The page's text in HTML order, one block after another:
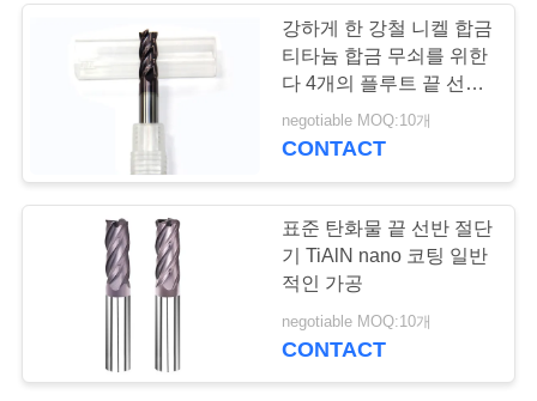
중심 절단 끝 선반
코너 도는 끝 선반
10
강하게 한 강철 니켈 합금
티타늄 합금 무쇠를 위한
다 4개의 플루트 끝 선반
절단기
negotiable MOQ:10개
CONTACT
표준 탄화물 끝 선반 절단
기 TiAlN nano 코팅 일반
적인 가공
negotiable MOQ:10개
CONTACT